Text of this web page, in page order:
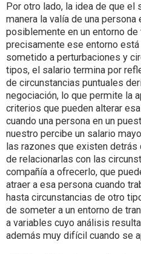
Por otro lado, la idea de que el
manera la valía de una
posiblemente en un entorno
precisamente ese entorno
sometido a perturbaciones y
tipos, el salario termina por
de circunstancias puntuales
negociación, lo que permite la
criterios que pueden alterar
cuando una persona en un
nuestro percibe un salario
las razones que existen detrás
de relacionarlas con las
compañía a ofrecerlo, que
atraer a esa persona cuando
hasta circunstancias de otro
de someter a un entorno de
a variables cuyo análisis
además muy difícil cuando se